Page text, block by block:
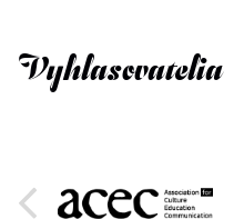
Vyhlasovatelia